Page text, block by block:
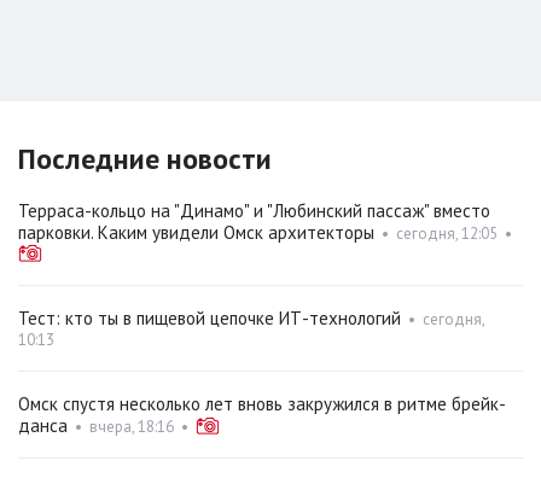
Последние новости
Терраса-кольцо на "Динамо" и "Любинский пассаж" вместо
парковки. Каким увидели Омск архитекторы • сегодня, 12:05 •
Тест: кто ты в пищевой цепочке ИТ-технологий • сегодня,
10:13
Омск спустя несколько лет вновь закружился в ритме брейк-
данса • вчера, 18:16 •